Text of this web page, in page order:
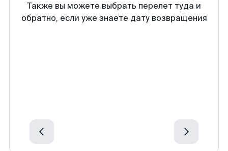
Также вы можете выбрать перелет туда и
обратно, если уже знаете дату возвращения